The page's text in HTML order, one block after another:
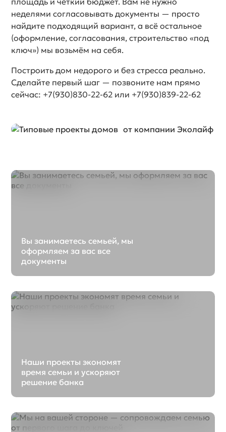
неделями согласовывать документы — просто
найдите подходящий вариант, а всё остальное
(оформление, согласования, строительство «под
ключ») мы возьмём на себя.
Построить дом недорого и без стресса реально.
Сделайте первый шаг — позвоните нам прямо
сейчас: +7(930)830-22-62 или +7(930)839-22-62
Вы занимаетесь семьей, мы
оформляем за вас все
документы
Наши проекты экономят
время семьи и ускоряют
решение банка